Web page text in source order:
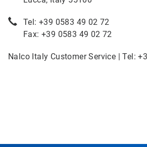
Tel: +39 0583 49 02 72
Fax: +39 0583 49 02 72
Nalco Italy Customer Service | Tel: